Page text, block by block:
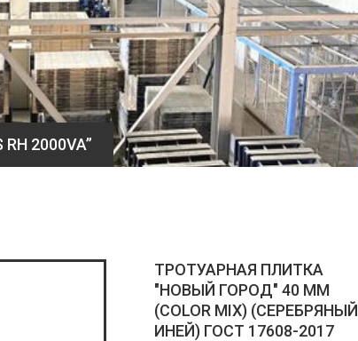
2000VA”
ТРОТУАРНАЯ ПЛИТКА
"НОВЫЙ ГОРОД" 40 ММ
(COLOR MIX) (СЕРЕБРЯНЫЙ
ИНЕЙ) ГОСТ 17608-2017